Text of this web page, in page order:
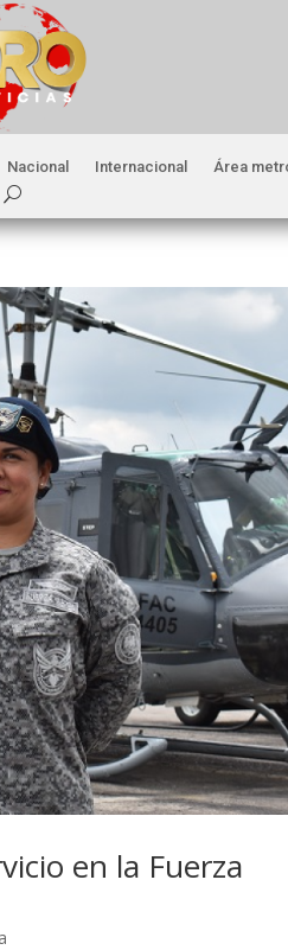
Nacional Internacional Área
en la Fuerza